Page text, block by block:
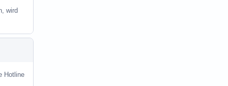
wird
Hotline